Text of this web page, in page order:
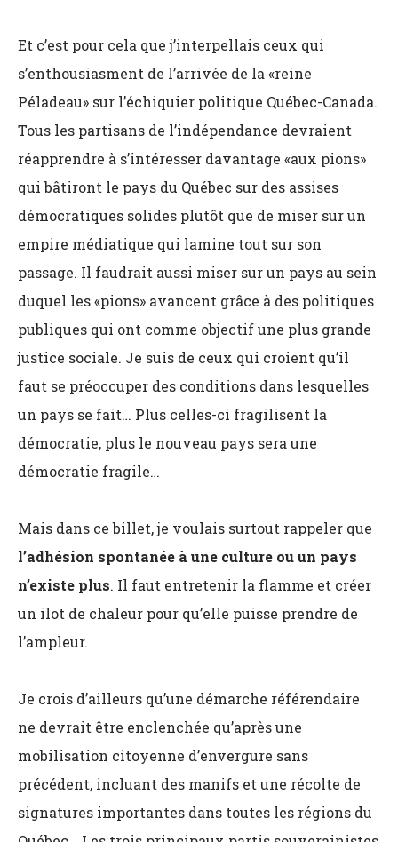
Et c’est pour cela que j’interpellais ceux qui
s’enthousiasment de l’arrivée de la «reine
Péladeau» sur l’échiquier politique Québec-Canada.
Tous les partisans de l’indépendance devraient
réapprendre à s’intéresser davantage «aux pions»
qui bâtiront le pays du Québec sur des assises
démocratiques solides plutôt que de miser sur un
empire médiatique qui lamine tout sur son
passage. Il faudrait aussi miser sur un pays au sein
duquel les «pions» avancent grâce à des politiques
publiques qui ont comme objectif une plus grande
justice sociale. Je suis de ceux qui croient qu’il
faut se préoccuper des conditions dans lesquelles
un pays se fait… Plus celles-ci fragilisent la
démocratie, plus le nouveau pays sera une
démocratie fragile…
Mais dans ce billet, je voulais surtout rappeler que
l’adhésion spontanée à une culture ou un pays
n’existe plus. Il faut entretenir la flamme et créer
un ilot de chaleur pour qu’elle puisse prendre de
l’ampleur.
Je crois d’ailleurs qu’une démarche référendaire
ne devrait être enclenchée qu’après une
mobilisation citoyenne d’envergure sans
précédent, incluant des manifs et une récolte de
signatures importantes dans toutes les régions du